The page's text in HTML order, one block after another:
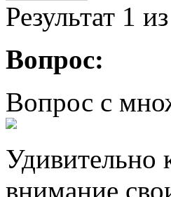
Результат 1
Вопрос:
Вопрос с
Удивительно
внимание